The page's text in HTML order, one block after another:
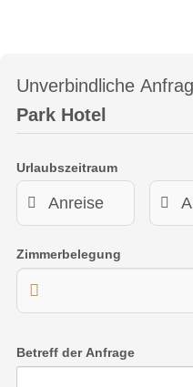
Unverbindliche
Park Hotel
Urlaubszeitraum
Zimmerbelegung
Betreff der Anfrage